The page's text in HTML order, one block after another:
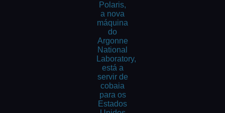
Polaris,
a nova
máquina
do
Argonne
National
Laboratory,
está a
servir de
cobaia
para os
Estados